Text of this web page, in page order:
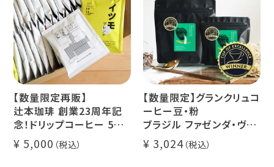
【数量限定再販】
辻本珈琲 創業23周年記
念！ドリップコーヒー 5種
50杯セット
アニバーサリーブレンド
5,000
【数量限定】グランクリュコ
ーヒー豆・粉
ブラジル ファゼンダ・ヴァ
レ・ド・クリスタル（100g /
200g / 1kg）
3,024